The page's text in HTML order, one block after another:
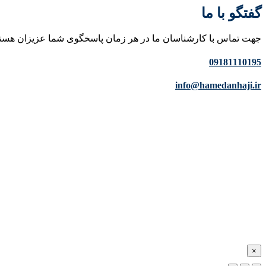
گفتگو با ما
جهت تماس با کارشناسان ما در هر زمان پاسخگوی شما عزیزان
09181110195
info@hamedanhaji.ir
×